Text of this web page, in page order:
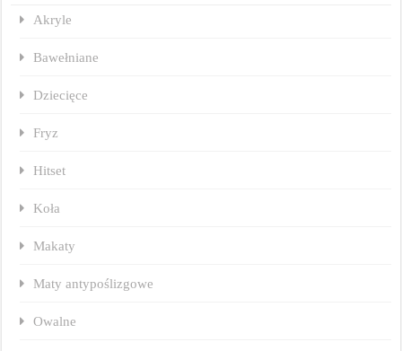
Akryle
Bawełniane
Dziecięce
Fryz
Hitset
Koła
Makaty
Maty antypoślizgowe
Owalne